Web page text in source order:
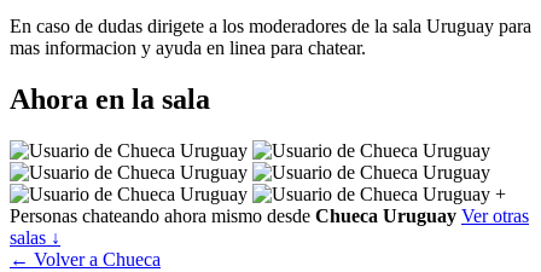
En caso de dudas dirigete a los moderadores de la sala Uruguay para
mas informacion y ayuda en linea para chatear.
Ahora en la sala
+
Personas chateando ahora mismo desde Chueca Uruguay Ver otras
salas ↓
← Volver a Chueca